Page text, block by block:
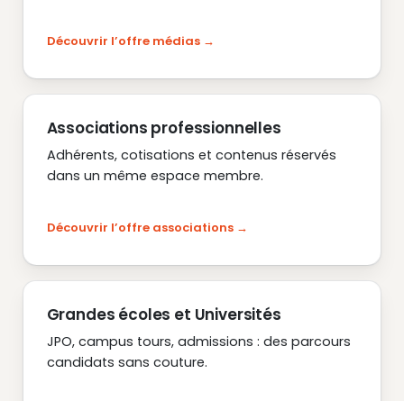
Découvrir l’offre médias
Associations professionnelles
Adhérents, cotisations et contenus réservés
dans un même espace membre.
Découvrir l’offre associations
Grandes écoles et Universités
JPO, campus tours, admissions : des parcours
candidats sans couture.